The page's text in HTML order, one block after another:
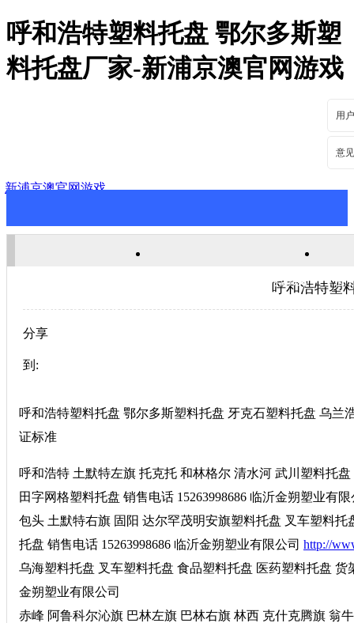
呼和浩特塑料托盘 鄂尔多斯塑
料托盘厂家-新浦京澳官网游戏
用
意
新浦京澳官网游戏
关于新浦京澳官网游戏 新
呼和浩特塑
分享
到:
呼和浩特塑料托盘 鄂尔多斯塑料托盘 牙克石塑料托盘 乌兰
证标准
呼和浩特 土默特左旗 托克托 和林格尔 清水河 武川塑料托
田字网格塑料托盘 销售电话 15263998686 临沂金朔塑业有
包头 土默特右旗 固阳 达尔罕茂明安旗塑料托盘 叉车塑料
托盘 销售电话 15263998686 临沂金朔塑业有限公司 http://
乌海塑料托盘 叉车塑料托盘 食品塑料托盘 医药塑料托盘
金朔塑业有限公司
赤峰 阿鲁科尔沁旗 巴林左旗 巴林右旗 林西 克什克腾旗 翁